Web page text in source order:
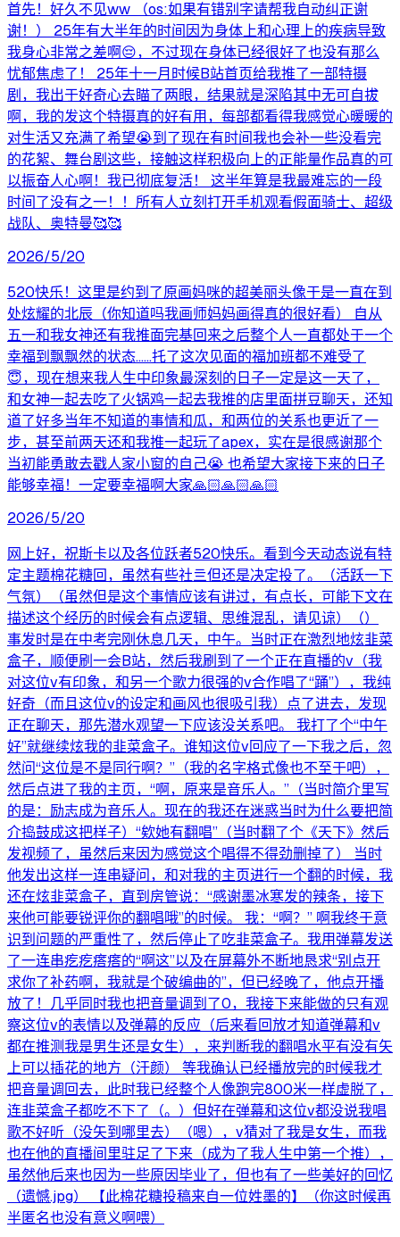
首先！好久不见ww （os:如果有错别字请帮我自动纠正谢
谢！） 25年有大半年的时间因为身体上和心理上的疾病导致
我身心非常之差啊😔，不过现在身体已经很好了也没有那么
忧郁焦虑了！ 25年十一月时候B站首页给我推了一部特摄
剧，我出于好奇心去瞄了两眼，结果就是深陷其中无可自拔
啊，我的发这个特摄真的好有用，每部都看得我感觉心暖暖的
对生活又充满了希望😭到了现在有时间我也会补一些没看完
的花絮、舞台剧这些，接触这样积极向上的正能量作品真的可
以振奋人心啊！我已彻底复活！ 这半年算是我最难忘的一段
时间了没有之一！！所有人立刻打开手机观看假面骑士、超级
战队、奥特曼🥰🥰
2026/5/20
520快乐！这里是约到了原画妈咪的超美丽头像于是一直在到
处炫耀的北辰（你知道吗我画师妈妈画得真的很好看） 自从
五一和我女神还有我推面完基回来之后整个人一直都处于一个
幸福到飘飘然的状态……托了这次见面的福加班都不难受了
😇，现在想来我人生中印象最深刻的日子一定是这一天了，
和女神一起去吃了火锅鸡一起去我推的店里面拼豆聊天，还知
道了好多当年不知道的事情和瓜，和两位的关系也更近了一
步，甚至前两天还和我推一起玩了apex，实在是很感谢那个
当初能勇敢去戳人家小窗的自己😭 也希望大家接下来的日子
能够幸福！一定要幸福啊大家🙏🏻🙏🏻🙏🏻
2026/5/20
网上好，祝斯卡以及各位跃者520快乐。看到今天动态说有特
定主题棉花糖回，虽然有些社亖但还是决定投了。（活跃一下
气氛）（虽然但是这个事情应该有讲过，有点长，可能下文在
描述这个经历的时候会有点逻辑、思维混乱，请见谅）（）
事发时是在中考完刚休息几天，中午。当时正在激烈地炫韭菜
盒子，顺便刷一会B站，然后我刷到了一个正在直播的v（我
对这位v有印象，和另一个歌力很强的v合作唱了“踊”），我纯
好奇（而且这位v的设定和画风也很吸引我）点了进去，发现
正在聊天，那先潜水观望一下应该没关系吧。 我打了个“中午
好”就继续炫我的韭菜盒子。谁知这位v回应了一下我之后，忽
然问“这位是不是同行啊？”（我的名字格式像也不至于吧），
然后点进了我的主页，“啊，原来是音乐人。”（当时简介里写
的是：励志成为音乐人。现在的我还在迷惑当时为什么要把简
介捣鼓成这把样子）“欸她有翻唱”（当时翻了个《天下》然后
发视频了，虽然后来因为感觉这个唱得不得劲删掉了） 当时
他发出这样一连串疑问，和对我的主页进行一个翻的时候，我
还在炫韭菜盒子，直到房管说：“感谢墨冰寒发的辣条，接下
来他可能要锐评你的翻唱哦”的时候。 我：“啊？” 啊我终于意
识到问题的严重性了，然后停止了吃韭菜盒子。我用弹幕发送
了一连串疙疙瘩瘩的“啊这”以及在屏幕外不断地恳求“别点开
求你了补药啊，我就是个破编曲的”，但已经晚了，他点开播
放了！几乎同时我也把音量调到了0，我接下来能做的只有观
察这位v的表情以及弹幕的反应（后来看回放才知道弹幕和v
都在推测我是男生还是女生），来判断我的翻唱水平有没有矢
上可以插花的地方（汗颜） 等我确认已经播放完的时候我才
把音量调回去，此时我已经整个人像跑完800米一样虚脱了，
连韭菜盒子都吃不下了（。）但好在弹幕和这位v都没说我唱
歌不好听（没矢到哪里去）（嗯），v猜对了我是女生，而我
也在他的直播间里驻足了下来（成为了我人生中第一个推），
虽然他后来也因为一些原因毕业了，但也有了一些美好的回忆
（遗憾.jpg） 【此棉花糖投稿来自一位姓墨的】（你这时候再
半匿名也没有意义啊喂）